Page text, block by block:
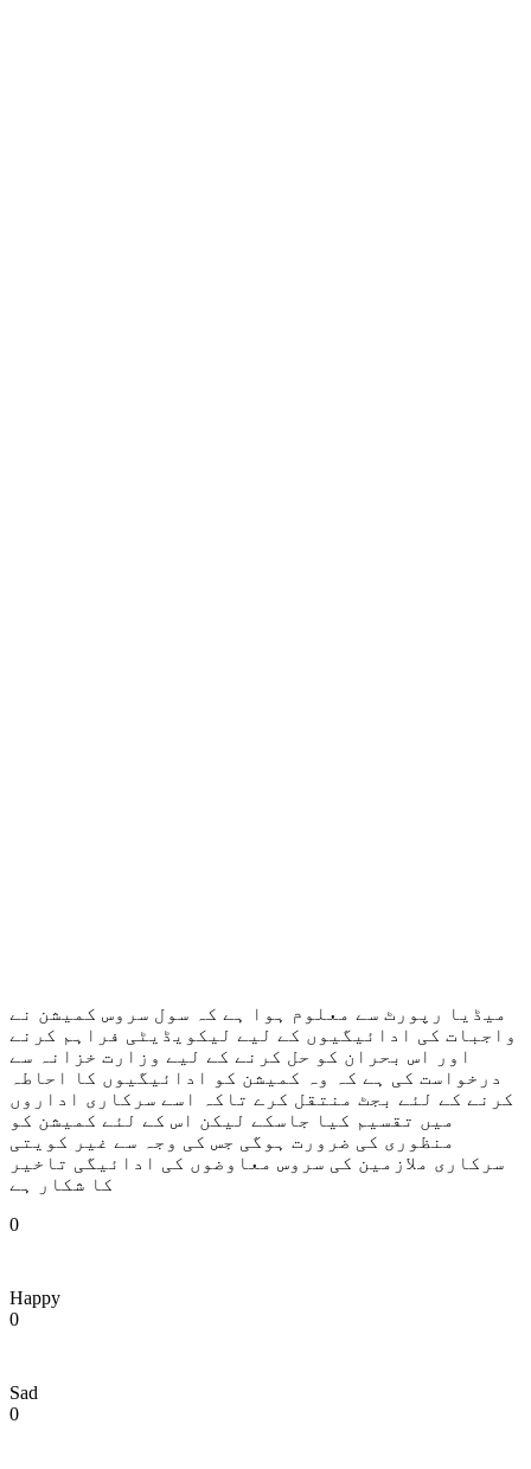
میڈیا رپورٹ سے معلوم ہوا ہے کہ سول سروس کمیشن نے
واجبات کی ادائیگیوں کے لیے لیکویڈیٹی فراہم کرنے
اور اس بحران کو حل کرنے کے لیے وزارت خزانہ سے
درخواست کی ہے کہ وہ کمیشن کو ادائیگیوں کا احاطہ
کرنے کے لئے بجٹ منتقل کرے تاکہ اسے سرکاری اداروں
میں تقسیم کیا جاسکے لیکن اس کے لئے کمیشن کو
منظوری کی ضرورت ہوگی جس کی وجہ سے غیر کویتی
سرکاری ملازمین کی سروس معاوضوں کی ادائیگی تاخیر
کا شکار ہے
0
Happy
0
Sad
0